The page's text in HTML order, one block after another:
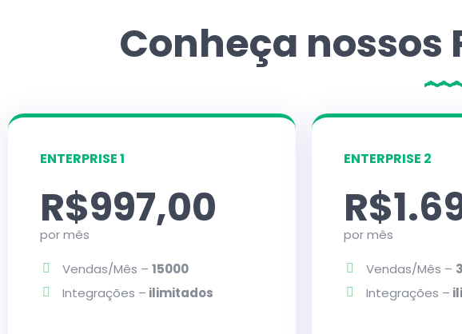
Conheça nossos
ENTERPRISE 1
R$997,00
por mês
Vendas/Mês – 15000
Integrações – ilimitados
ENTERPRISE 2
por mês
Vendas/Mês –
Integrações –